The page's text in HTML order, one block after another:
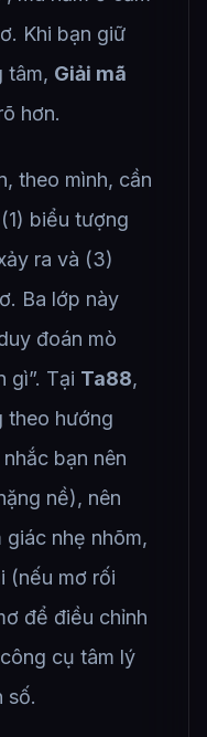
Khi bạn giữ
tâm, Giải mã
hơn.
theo mình, cần
biểu tượng
ra và (3)
Ba lớp này
đoán mò
gì”. Tại Ta88,
theo hướng
bạn nên
nề), nên
nhẹ nhõm,
(nếu mơ rối
để điều chỉnh
cụ tâm lý
số.